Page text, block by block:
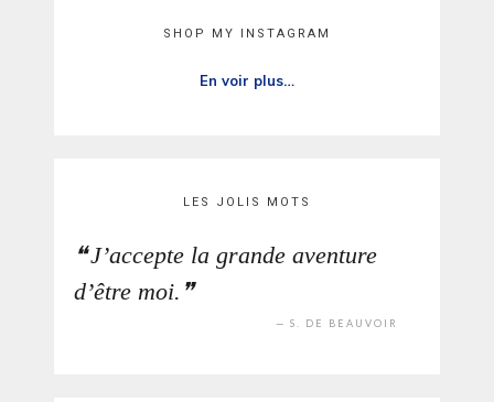
SHOP MY INSTAGRAM
En voir plus…
LES JOLIS MOTS
J’accepte la grande aventure
d’être moi.
S. DE BEAUVOIR